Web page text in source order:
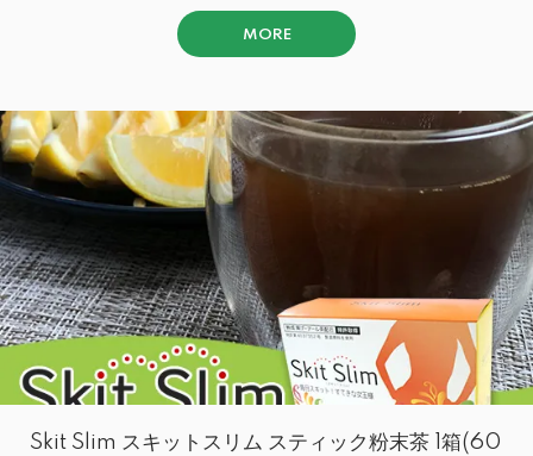
MORE
Skit Slim スキットスリム スティック粉末茶 1箱(60